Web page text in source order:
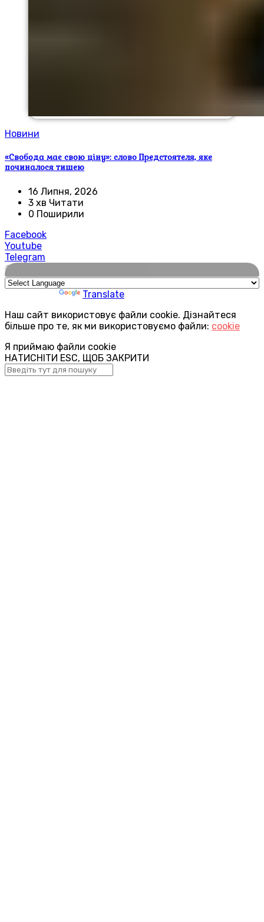
Новини
«Свобода має свою ціну»: слово Предстоятеля, яке
починалося тишею
16 Липня, 2026
3 хв Читати
0 Поширили
Facebook
Youtube
Telegram
🌍
Translate
Наш сайт використовує файли cookie. Дізнайтеся
більше про те, як ми використовуємо файли: cookie
Я приймаю файли cookie
НАТИСНІТИ ESC, ЩОБ ЗАКРИТИ